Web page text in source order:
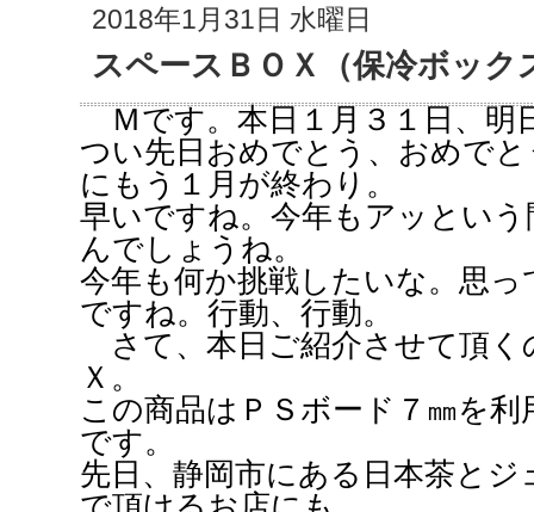
2018年1月31日 水曜日
スペースＢＯＸ（保冷ボック
Ｍです。本日１月３１日、明
つい先日おめでとう、おめで
にもう１月が終わり。
早いですね。今年もアッとい
んでしょうね。
今年も何か挑戦したいな。思
ですね。行動、行動。
さて、本日ご紹介させて頂く
Ｘ。
この商品はＰＳボード７㎜を利
です。
先日、静岡市にある日本茶とジ